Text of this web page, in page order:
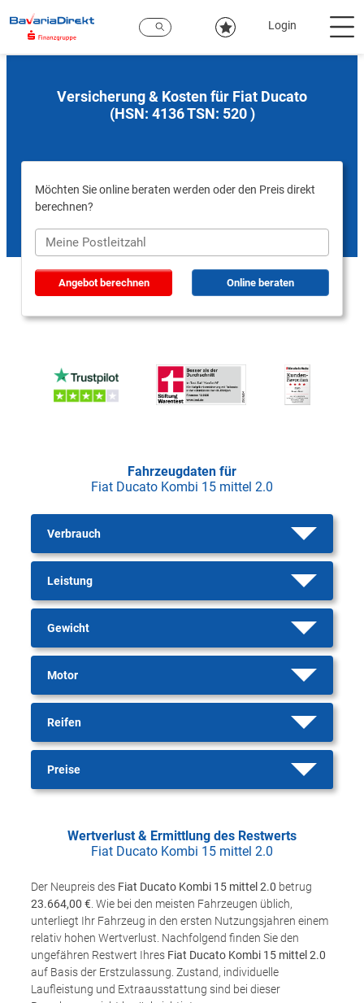
Hauptinhalt
Login
Versicherung & Kosten für Fiat Ducato
(HSN: 4136 TSN: 520 )
Möchten Sie online beraten werden oder den Preis direkt
berechnen?
Angebot berechnen Online beraten
Fahrzeugdaten für
Fiat Ducato Kombi 15 mittel 2.0
Verbrauch
Leistung
Gewicht
Motor
Reifen
Preise
Wertverlust & Ermittlung des Restwerts
Fiat Ducato Kombi 15 mittel 2.0
Der Neupreis des Fiat Ducato Kombi 15 mittel 2.0 betrug
23.664,00 € . Wie bei den meisten Fahrzeugen üblich,
unterliegt Ihr Fahrzeug in den ersten Nutzungsjahren einem
relativ hohen Wertverlust. Nachfolgend finden Sie den
ungefähren Restwert Ihres Fiat Ducato Kombi 15 mittel 2.0
auf Basis der Erstzulassung. Zustand, individuelle
Laufleistung und Extraausstattung sind bei dieser